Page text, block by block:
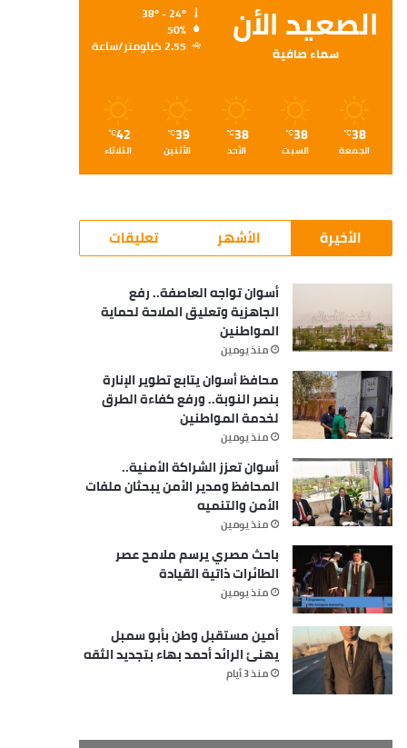
الصعيد الأن
سماء صافية
50%
2.55 كيلومتر/ساعة
38
℃
الجمعة
38
℃
السبت
38
℃
الأحد
39
℃
الأثنين
42
℃
الثلاثاء
الأخيرة الأشهر تعليقات
أسوان تواجه العاصفة.. رفع
الجاهزية وتعليق الملاحة لحماية
المواطنين
منذ يومين
محافظ أسوان يتابع تطوير الإنارة
بنصر النوبة.. ورفع كفاءة الطرق
لخدمة المواطنين
منذ يومين
أسوان تعزز الشراكة الأمنية..
المحافظ ومدير الأمن يبحثان ملفات
الأمن والتنميه
منذ يومين
باحث مصري يرسم ملامح عصر
الطائرات ذاتية القيادة
منذ يومين
أمين مستقبل وطن بأبو سمبل
يهنئ الرائد أحمد بهاء بتجديد الثقه
منذ 3 أيام